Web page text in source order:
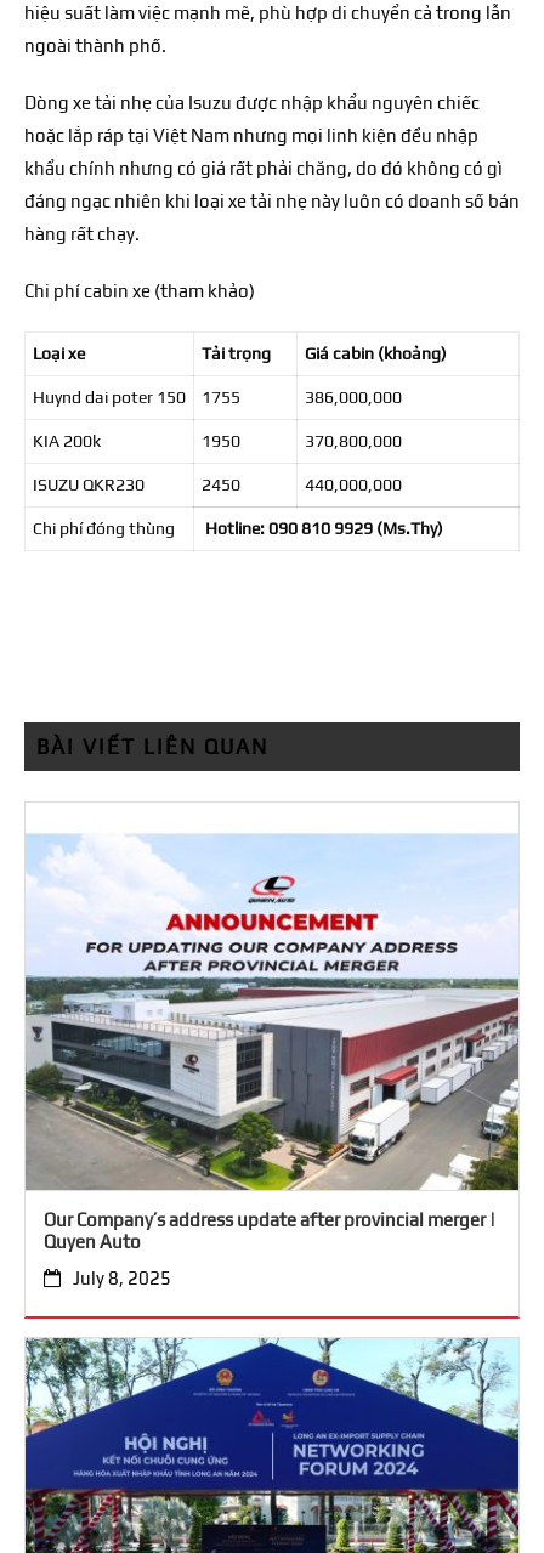
hiệu suất làm việc mạnh mẽ, phù hợp di chuyển cả trong lẫn
ngoài thành phố.
Dòng xe tải nhẹ của Isuzu được nhập khẩu nguyên chiếc
hoặc lắp ráp tại Việt Nam nhưng mọi linh kiện đều nhập
khẩu chính nhưng có giá rất phải chăng, do đó không có gì
đáng ngạc nhiên khi loại xe tải nhẹ này luôn có doanh số bán
hàng rất chạy.
Chi phí cabin xe (tham khảo)
Loại xe Tải trọng Giá cabin (khoảng)
Huynd dai poter 150 1755 386,000,000
KIA 200k 1950 370,800,000
ISUZU QKR230 2450 440,000,000
Chi phí đóng thùng Hotline: 090 810 9929 (Ms.Thy)
BÀI VIẾT LIÊN QUAN
Our Company’s address update after provincial merger |
Quyen Auto
July 8, 2025